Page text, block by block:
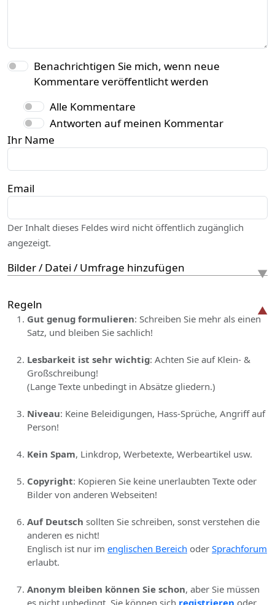
Benachrichtigen Sie mich, wenn neue
Kommentare veröffentlicht werden
Alle Kommentare
Antworten auf meinen Kommentar
Ihr Name
Email
Der Inhalt dieses Feldes wird nicht öffentlich zugänglich
angezeigt.
Bilder / Datei / Umfrage hinzufügen
Regeln
Gut genug formulieren: Schreiben Sie mehr als einen
Satz, und bleiben Sie sachlich!
Lesbarkeit ist sehr wichtig: Achten Sie auf Klein- &
Großschreibung!
(Lange Texte unbedingt in Absätze gliedern.)
Niveau: Keine Beleidigungen, Hass-Sprüche, Angriff auf
Person!
Kein Spam, Linkdrop, Werbetexte, Werbeartikel usw.
Copyright: Kopieren Sie keine unerlaubten Texte oder
Bilder von anderen Webseiten!
Auf Deutsch sollten Sie schreiben, sonst verstehen die
anderen es nicht!
Englisch ist nur im englischen Bereich oder Sprachforum
erlaubt.
Anonym bleiben können Sie schon, aber Sie müssen